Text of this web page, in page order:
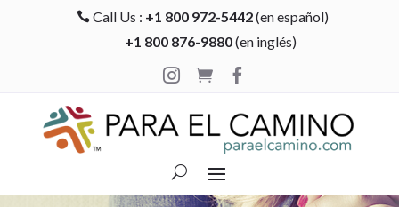
 Call Us : +1 800 972-5442(en español)
+1 800 876-9880(en inglés)

 